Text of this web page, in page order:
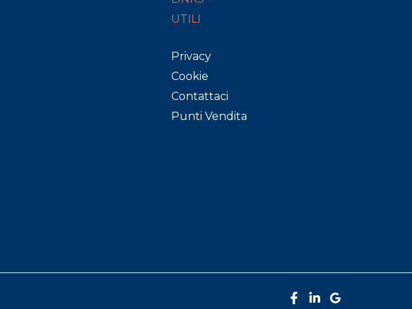
UTILI
Privacy
Cookie
Contattaci
Punti Vendita